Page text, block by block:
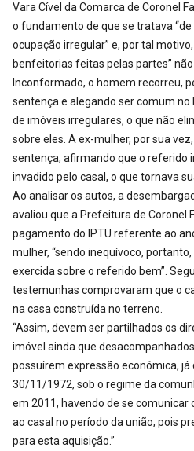
Vara Cível da Comarca de Coronel
o fundamento de que se tratava
ocupação irregular” e, por tal
benfeitorias feitas pelas partes”
Inconformado, o homem recorreu,
sentença e alegando ser comum no
de imóveis irregulares, o que não
sobre eles. A ex-mulher, por sua
sentença, afirmando que o referido
invadido pelo casal, o que tornava
Ao analisar os autos, a
avaliou que a Prefeitura de Coronel
pagamento do IPTU referente ao
mulher, “sendo inequívoco,
exercida sobre o referido bem”.
testemunhas comprovaram que o
na casa construída no terreno.
“Assim, devem ser partilhados os
imóvel ainda que
possuírem expressão econômica,
30/11/1972, sob o regime da
em 2011, havendo de se comunicar
ao casal no período da união, pois
para esta aquisição.”